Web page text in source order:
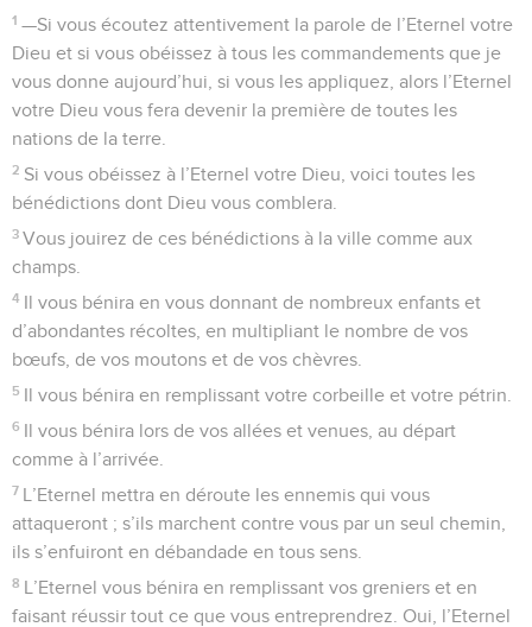
1 —Si vous écoutez attentivement la parole de l’Eternel votre
Dieu et si vous obéissez à tous les commandements que je
vous donne aujourd’hui, si vous les appliquez, alors l’Eternel
votre Dieu vous fera devenir la première de toutes les
nations de la terre.
2 Si vous obéissez à l’Eternel votre Dieu, voici toutes les
bénédictions dont Dieu vous comblera.
3 Vous jouirez de ces bénédictions à la ville comme aux
champs.
4 Il vous bénira en vous donnant de nombreux enfants et
d’abondantes récoltes, en multipliant le nombre de vos
bœufs, de vos moutons et de vos chèvres.
5 Il vous bénira en remplissant votre corbeille et votre pétrin.
6 Il vous bénira lors de vos allées et venues, au départ
comme à l’arrivée.
7 L’Eternel mettra en déroute les ennemis qui vous
attaqueront ; s’ils marchent contre vous par un seul chemin,
ils s’enfuiront en débandade en tous sens.
8 L’Eternel vous bénira en remplissant vos greniers et en
faisant réussir tout ce que vous entreprendrez. Oui, l’Eternel